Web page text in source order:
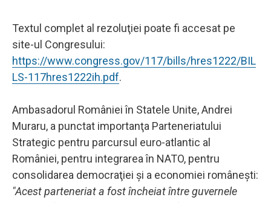
Textul complet al rezoluţiei poate fi accesat pe
site-ul Congresului:
https://www.congress.gov/117/bills/hres1222/BIL
LS-117hres1222ih.pdf.
Ambasadorul României în Statele Unite, Andrei
Muraru, a punctat importanţa Parteneriatului
Strategic pentru parcursul euro-atlantic al
României, pentru integrarea în NATO, pentru
consolidarea democraţiei şi a economiei româneşti:
"Acest parteneriat a fost încheiat între guvernele